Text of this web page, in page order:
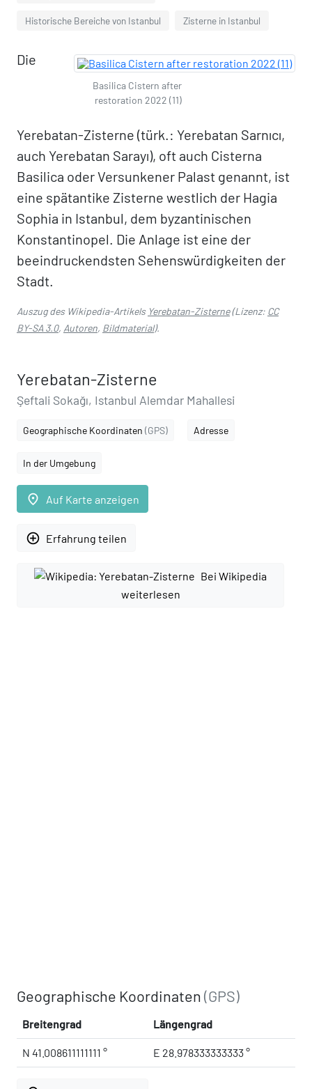
Historische Bereiche von Istanbul Zisterne in Istanbul
Basilica Cistern after
restoration 2022 (11)
Die
Yerebatan-Zisterne (türk.: Yerebatan Sarnıcı,
auch Yerebatan Sarayı), oft auch Cisterna
Basilica oder Versunkener Palast genannt, ist
eine spätantike Zisterne westlich der Hagia
Sophia in Istanbul, dem byzantinischen
Konstantinopel. Die Anlage ist eine der
beeindruckendsten Sehenswürdigkeiten der
Stadt.
Auszug des Wikipedia-Artikels Yerebatan-Zisterne(Lizenz: CC
BY-SA 3.0, Autoren, Bildmaterial).
Yerebatan-Zisterne
Şeftali Sokağı, Istanbul Alemdar Mahallesi
Geographische Koordinaten (GPS) Adresse
In der Umgebung
place Auf Karte anzeigen
add_circle_outline Erfahrung teilen
Bei Wikipedia
weiterlesen
Geographische Koordinaten(GPS)
Breitengrad Längengrad
N 41.008611111111 ° E 28.978333333333 °